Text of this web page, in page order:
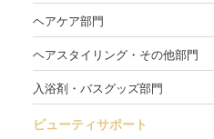
ヘアケア部門
ヘアスタイリング・その他部門
入浴剤・バスグッズ部門
ビューティサポート